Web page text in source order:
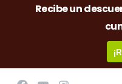
Recibe un